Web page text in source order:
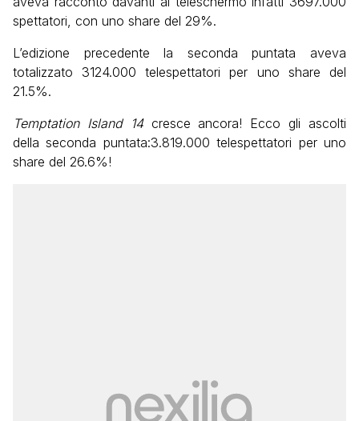
spettatori, con uno share del 29%.
L’edizione precedente la seconda puntata aveva
totalizzato 3124.000 telespettatori per uno share del
21.5%.
Temptation Island 14cresce ancora! Ecco gli ascolti
della seconda puntata:3.819.000 telespettatori per uno
share del 26.6%!